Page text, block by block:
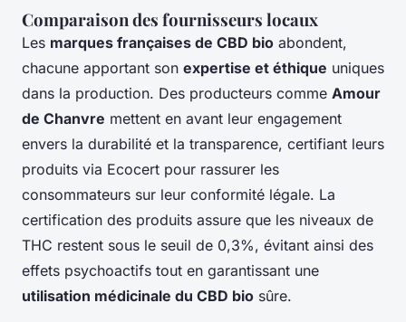
Comparaison des fournisseurs locaux
Les marques françaises de CBD bio abondent,
chacune apportant son expertise et éthique uniques
dans la production. Des producteurs comme Amour
de Chanvre mettent en avant leur engagement
envers la durabilité et la transparence, certifiant leurs
produits via Ecocert pour rassurer les
consommateurs sur leur conformité légale. La
certification des produits assure que les niveaux de
THC restent sous le seuil de 0,3%, évitant ainsi des
effets psychoactifs tout en garantissant une
utilisation médicinale du CBD bio sûre.